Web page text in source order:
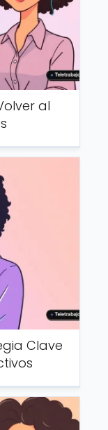
al
Clave